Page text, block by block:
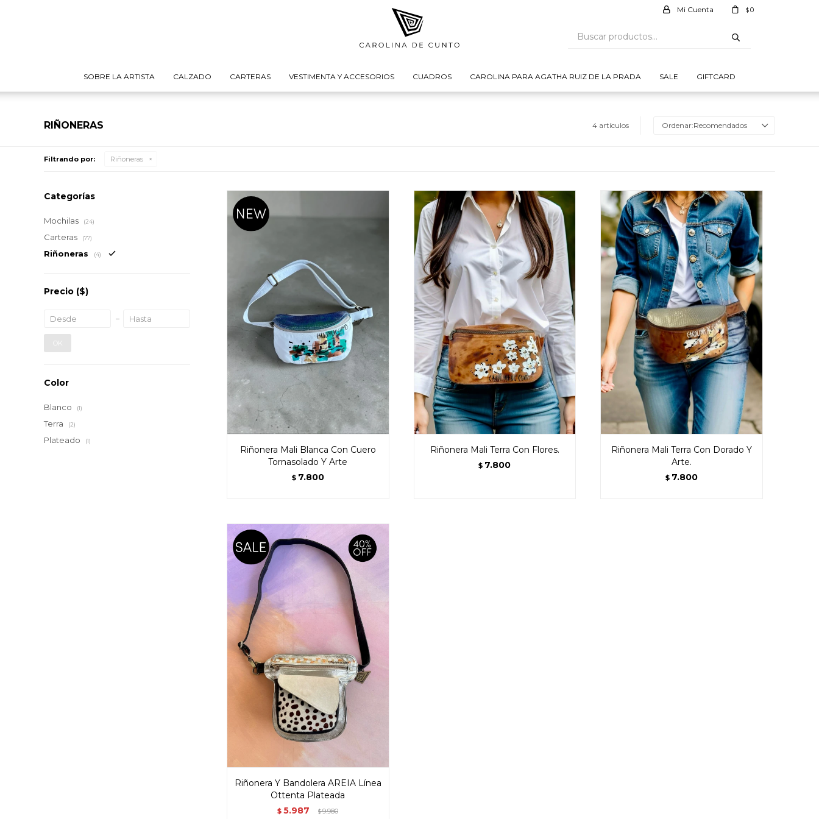
SOBRE LA ARTISTA CALZADO CARTERAS VESTIMENTA Y ACCESORIOS CUADROS CAROLINA PARA AGATHA RUIZ DE LA PRADA SALE GIFTCARD
$0
RIÑONERAS 4 artículos Recomendados
Filtrando por: Riñoneras
Riñonera Mali Blanca Con Cuero
Tornasolado Y Arte
$ 7.800
Riñonera Mali Terra Con Flores.
$ 7.800
Riñonera Mali Terra Con Dorado Y
Arte.
$ 7.800
Riñonera Y Bandolera AREIA Línea
Ottenta Plateada
$ 5.987 $9.980
Categorías
Mochilas (24)
Carteras (77)
Riñoneras (4)
Precio ($)
OK
Color
Blanco (1)
Terra (2)
Plateado (1)